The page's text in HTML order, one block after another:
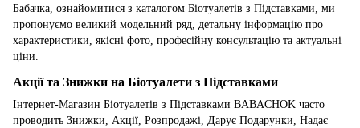
Бабачка, ознайомитися з каталогом Біотуалетів з Підставками, ми
пропонуємо великий модельний ряд, детальну інформацію про
характеристики, якісні фото, професійну консультацію та актуальні
ціни.
Акції та Знижки на Біотуалети з Підставками
Інтернет-Магазин Біотуалетів з Підставками BABACHOK часто
проводить Знижки, Акції, Розпродажі, Дарує Подарунки, Надає